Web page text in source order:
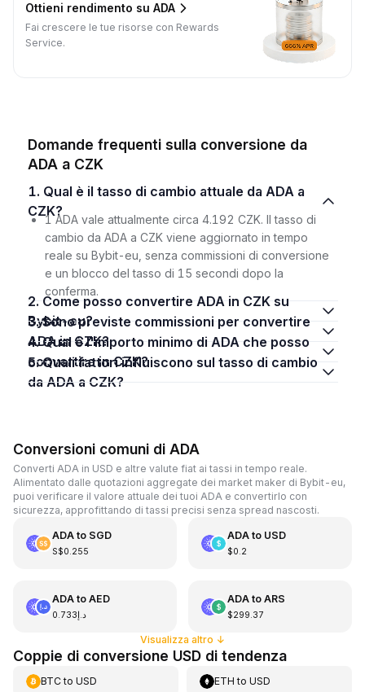
Ottieni rendimento su ADA
Fai crescere le tue risorse con Rewards
Service.
Domande frequenti sulla conversione da
ADA a CZK
1. Qual è il tasso di cambio attuale da ADA a
CZK?
1 ADA vale attualmente circa 4.192 CZK. Il tasso di
cambio da ADA a CZK viene aggiornato in tempo
reale su Bybit-eu, senza commissioni di conversione
e un blocco del tasso di 15 secondi dopo la
conferma.
2. Come posso convertire ADA in CZK su
Bybit-eu?
3. Sono previste commissioni per convertire
ADA in CZK?
4. Qual è l'importo minimo di ADA che posso
convertire in CZK?
5. Quali fattori influiscono sul tasso di cambio
da ADA a CZK?
Conversioni comuni di ADA
Converti ADA in USD e altre valute fiat ai tassi in tempo reale.
Alimentato dalle quotazioni aggregate dei market maker di Bybit-eu,
puoi verificare il valore attuale dei tuoi ADA e convertirlo con
sicurezza, approfittando di tassi precisi senza spread nascosti.
ADAto SGD
S$0.255
ADAto USD
$0.2
ADAto AED
د.إ0.733
ADAto ARS
$299.37
Visualizza altro ↓
Coppie di conversione USD di tendenza
BTCto USD ETH toUSD